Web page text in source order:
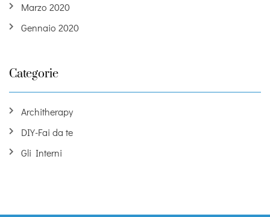
Marzo 2020
Gennaio 2020
Categorie
Architherapy
DIY-Fai da te
Gli Interni